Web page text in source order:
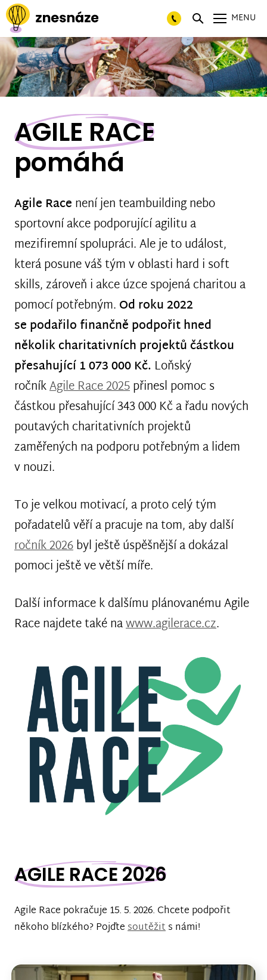
MENU
AGILE RACE
pomáhá
Agile Race není jen teambuilding nebo
sportovní akce podporující agilitu a
mezifiremní spolupráci. Ale je to událost,
která posune váš tým v oblasti hard i soft
skills, zároveň i akce úzce spojená charitou a
pomocí potřebným. Od roku 2022
se podařilo finančně podpořit hned
několik charitativních projektů částkou
přesahující 1 073 000 Kč. Loňský
ročníkAgile Race 2025přinesl pomoc s
částkou přesahující 343 000 Kč a řadu nových
poutavých charitativních projektů
zaměřených na podporu potřebným a lidem
v nouzi.
To je velkou motivací, a proto celý tým
pořadatelů věří a pracuje na tom, aby další
ročník 2026byl ještě úspěšnější a dokázal
pomoci ještě ve větší míře.
Další informace k dalšímu plánovanému Agile
Race najdete také nawww.agilerace.cz.
AGILE RACE 2026
Agile Race pokračuje 15. 5. 2026. Chcete podpořit
někoho blízkého? Pojďtesoutěžits námi!